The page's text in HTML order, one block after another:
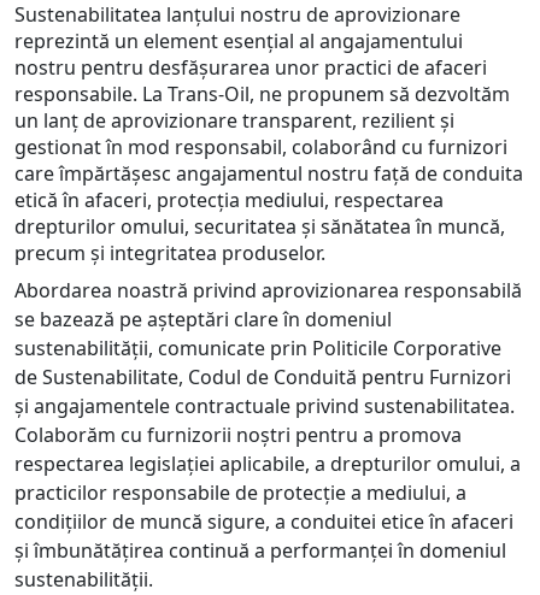
Sustenabilitatea lanțului nostru de aprovizionare
reprezintă un element esențial al angajamentului
nostru pentru desfășurarea unor practici de afaceri
responsabile. La Trans-Oil, ne propunem să dezvoltăm
un lanț de aprovizionare transparent, rezilient și
gestionat în mod responsabil, colaborând cu furnizori
care împărtășesc angajamentul nostru față de conduita
etică în afaceri, protecția mediului, respectarea
drepturilor omului, securitatea și sănătatea în muncă,
precum și integritatea produselor.
Abordarea noastră privind aprovizionarea responsabilă
se bazează pe așteptări clare în domeniul
sustenabilității, comunicate prin Politicile Corporative
de Sustenabilitate, Codul de Conduită pentru Furnizori
și angajamentele contractuale privind sustenabilitatea.
Colaborăm cu furnizorii noștri pentru a promova
respectarea legislației aplicabile, a drepturilor omului, a
practicilor responsabile de protecție a mediului, a
condițiilor de muncă sigure, a conduitei etice în afaceri
și îmbunătățirea continuă a performanței în domeniul
sustenabilității.